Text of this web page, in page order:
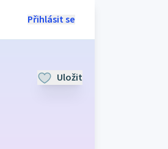
Přihlásit se
Uložit